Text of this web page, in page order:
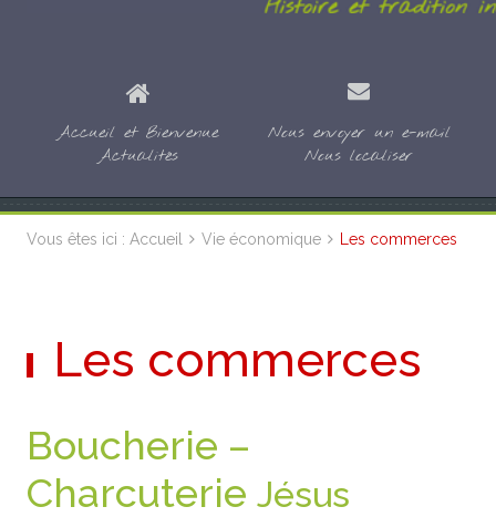
Accueil et Bienvenue
Actualités
Nous envoyer un e-mail
Nous localiser
Vous êtes ici : Accueil Vie économique Les commerces
Les commerces
Boucherie –
Charcuterie Jésus